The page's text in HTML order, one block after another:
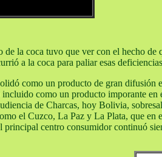
la coca tuvo que ver con el hecho
a la coca para paliar esas
como un producto de gran
como un producto imporante
de Charcas, hoy Bolivia,
el Cuzco, La Paz y La Plata, que
centro consumidor continuó